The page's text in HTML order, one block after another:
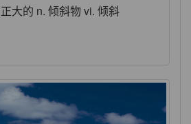
大的 n. 倾斜物 vi. 倾斜